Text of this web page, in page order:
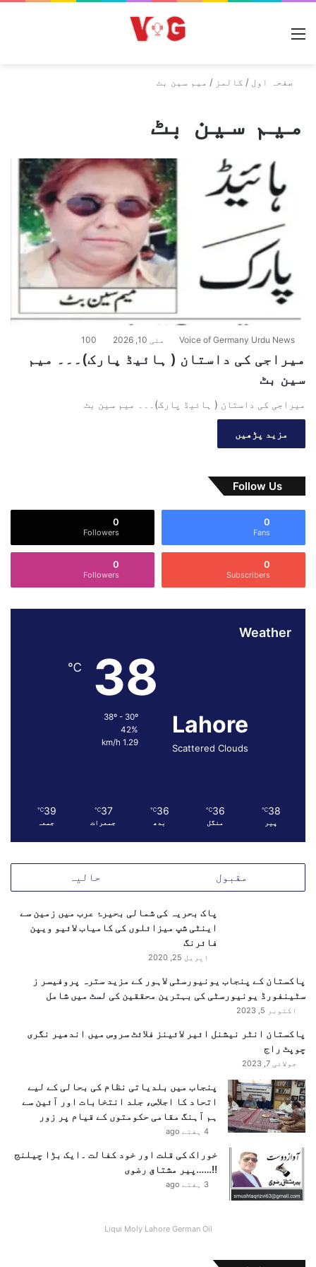
صفحہ اول / کالمز / میم سین بٹ
میم سین بٹ
Voice of Germany Urdu News مئی 10, 2026 100
میراجی کی داستان ( ہائیڈ پارک)۔۔۔ میم
سین بٹ
میراجی کی داستان ( ہائیڈ پارک)۔۔۔ میم سین بٹ
مزید پڑھیں
Follow Us
0
Fans
0
Followers
0
Subscribers
0
Followers
Weather
Lahore
Scattered Clouds
38
℃
42%
1.29 km/h
38
℃
پیر
36
℃
منگل
36
℃
بدھ
37
℃
جمعرات
39
℃
جمعہ
مقبول حالیہ
پاک بحریہ کی شمالی بحیرۂ عرب میں زمین سے
اینٹی شپ میزائلوں کی کامیاب لائیو ویپن
فائرنگ
اپریل 25, 2020
پاکستان کے پنجاب یونیورسٹی لاہور کے مزید سترہ پروفیسر ز
سٹینفورڈ یونیورسٹی کی بہترین محققین کی لسٹ میں شامل
اکتوبر 5, 2023
پاکستان انٹر نیشنل ائیر لائینز فلائٹ سروس میں اندھیر نگری
چوپٹ راج
جولائی 7, 2023
پنجاب میں بلدیاتی نظام کی بحالی کے لیے
اتحاد کا اجلاس، جلد انتخابات اور آئین سے
ہم آہنگ مقامی حکومتوں کے قیام پر زور
4 ہفتے ago
خوراک کی قلت اور خود کفالت ۔ایک بڑا چیلنج
!!……پیر مشتاق رضوی
3 ہفتے ago
Liqui Moly Lahore German Oil